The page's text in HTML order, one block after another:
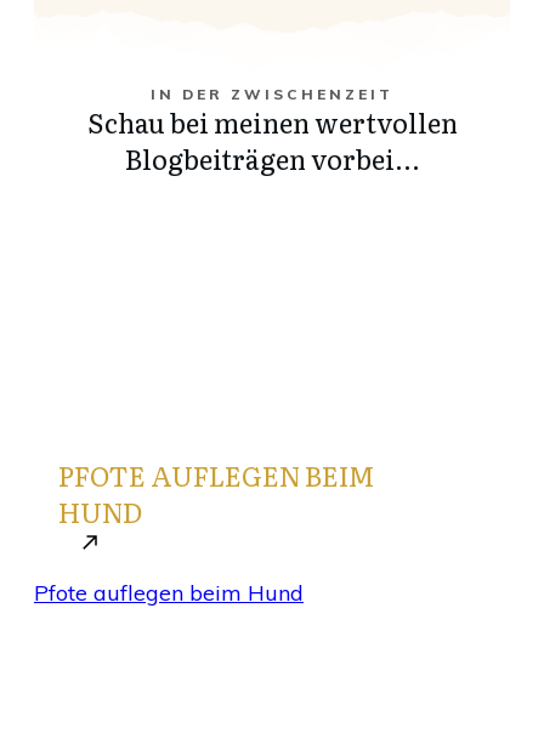
IN DER ZWISCHENZEIT
Schau bei meinen wertvollen
Blogbeiträgen vorbei...
PFOTE AUFLEGEN BEIM
HUND
Pfote auflegen beim Hund